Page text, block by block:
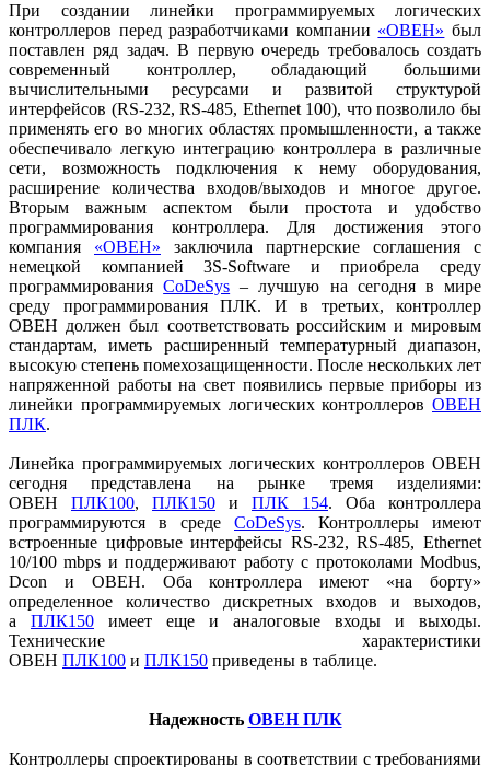
При создании линейки программируемых логических
контроллеров перед разработчиками компании «ОВЕН» был
поставлен ряд задач. В первую очередь требовалось создать
современный контроллер, обладающий большими
вычислительными ресурсами и развитой структурой
интерфейсов (RS-232, RS-485, Ethernet 100), что позволило бы
применять его во многих областях промышленности, а также
обеспечивало легкую интеграцию контроллера в различные
сети, возможность подключения к нему оборудования,
расширение количества входов/выходов и многое другое.
Вторым важным аспектом были простота и удобство
программирования контроллера. Для достижения этого
компания «ОВЕН» заключила партнерские соглашения с
немецкой компанией 3S-Software и приобрела среду
программированияCoDeSys – лучшую на сегодня в мире
среду программирования ПЛК. И в третьих, контроллер
ОВЕН должен был соответствовать российским и мировым
стандартам, иметь расширенный температурный диапазон,
высокую степень помехозащищенности. После нескольких лет
напряженной работы на свет появились первые приборы из
линейки программируемых логических контроллеров ОВЕН
ПЛК.
Линейка программируемых логических контроллеров ОВЕН
сегодня представлена на рынке тремя изделиями:
ОВЕН ПЛК100, ПЛК150 и ПЛК 154. Оба контроллера
программируются в среде CoDeSys. Контроллеры имеют
встроенные цифровые интерфейсы RS-232, RS-485, Ethernet
10/100 mbps и поддерживают работу с протоколами Modbus,
Dcon и ОВЕН. Оба контроллера имеют «на борту»
определенное количество дискретных входов и выходов,
а ПЛК150 имеет еще и аналоговые входы и выходы.
Технические характеристики
ОВЕН ПЛК100 и ПЛК150 приведены в таблице.
Надежность ОВЕН ПЛК
Контроллеры спроектированы в соответствии с требованиями